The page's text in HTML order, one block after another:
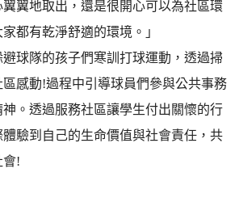
翼地取出，還是很開心可以為社區環
都有乾淨舒適的環境。」
球隊的孩子們寒訓打球運動，透過掃
感動!過程中引導球員們參與公共事務
。透過服務社區讓學生付出關懷的行
驗到自己的生命價值與社會責任，共
會!